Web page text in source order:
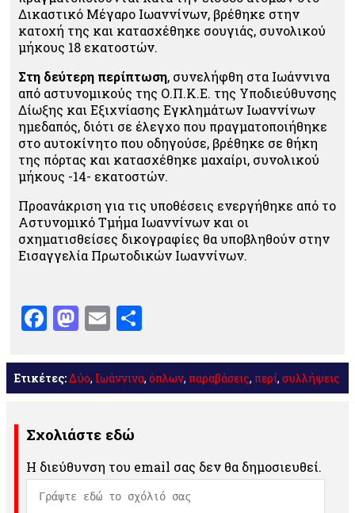
Δικαστικό Μέγαρο Ιωαννίνων, βρέθηκε στην
κατοχή της και κατασχέθηκε σουγιάς, συνολικού
μήκους 18 εκατοστών.
Στη δεύτερη περίπτωση, συνελήφθη στα Ιωάννινα
από αστυνομικούς της Ο.Π.Κ.Ε. της Υποδιεύθυνσης
Δίωξης και Εξιχνίασης Εγκλημάτων Ιωαννίνων
ημεδαπός, διότι σε έλεγχο που πραγματοποιήθηκε
στο αυτοκίνητο που οδηγούσε, βρέθηκε σε θήκη
της πόρτας και κατασχέθηκε μαχαίρι, συνολικού
μήκους -14- εκατοστών.
Προανάκριση για τις υποθέσεις ενεργήθηκε από το
Αστυνομικό Τμήμα Ιωαννίνων και οι
σχηματισθείσες δικογραφίες θα υποβληθούν στην
Εισαγγελία Πρωτοδικών Ιωαννίνων.
Facebook
Mastodon
Email
Ετικέτες:Δύο, Ιωάννινα, όπλων, παραβάσεις, περί, συλλήψεις
Σχολιάστε εδώ
Η διεύθυνση του email σας δεν θα δημοσιευθεί.